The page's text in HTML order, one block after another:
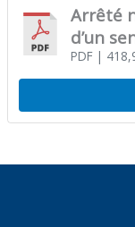
Arrêté
d’un
l’Océan
PDF|